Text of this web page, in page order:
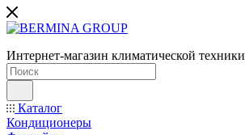
Интернет-магазин климатической техники
Каталог
Кондиционеры